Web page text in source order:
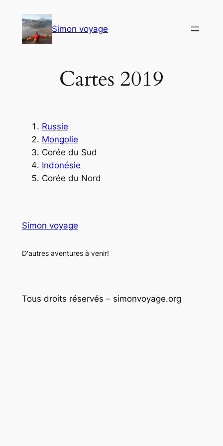
contenu
Simon voyage
Cartes 2019
Russie
Mongolie
Corée du Sud
Indonésie
Corée du Nord
Simon voyage
D'autres aventures à venir!
Tous droits réservés – simonvoyage.org